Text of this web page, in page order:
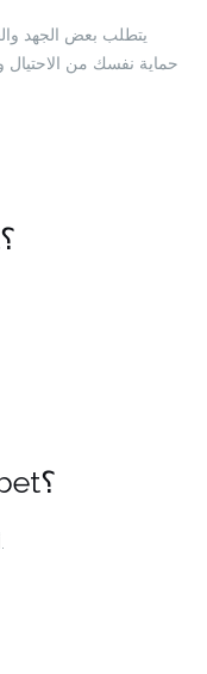
حماية نفسك من الاحتيال
1. كيف يمكنني التأكد من أنني على الموقع الرسمي لـ 1xbet؟
3. ماذا أفعل إذا لم أستطع الدخول إلى الموقع الرسمي لـ 1xbet؟